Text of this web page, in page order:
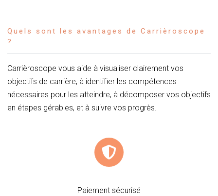
Quels sont les avantages de Carrièroscope
?
Carrièroscope vous aide à visualiser clairement vos
objectifs de carrière, à identifier les compétences
nécessaires pour les atteindre, à décomposer vos objectifs
en étapes gérables, et à suivre vos progrès.
Paiement sécurisé